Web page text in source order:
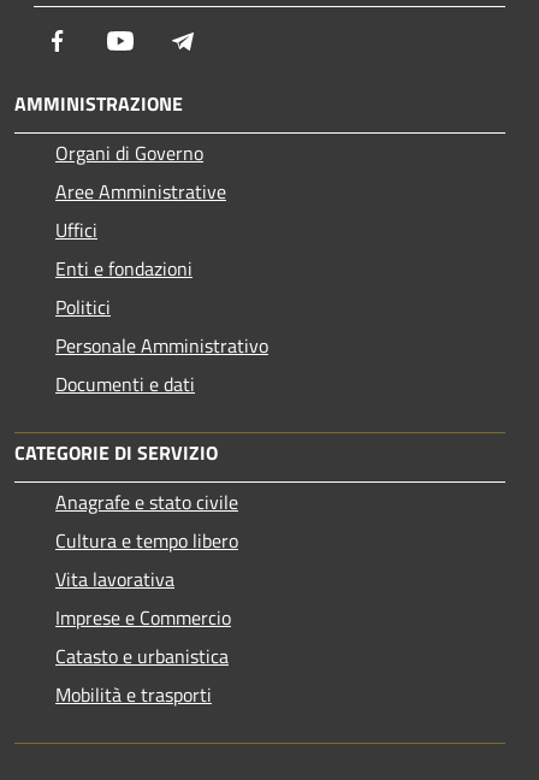
Facebook Youtube
AMMINISTRAZIONE
Organi di Governo
Aree Amministrative
Uffici
Enti e fondazioni
Politici
Personale Amministrativo
Documenti e dati
CATEGORIE DI SERVIZIO
Anagrafe e stato civile
Cultura e tempo libero
Vita lavorativa
Imprese e Commercio
Catasto e urbanistica
Mobilità e trasporti